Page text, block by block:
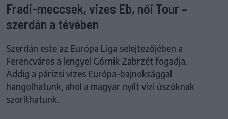
Fradi-meccsek, vizes Eb, női Tour –
szerdán a tévében
Szerdán este az Európa Liga selejtezőjében a
Ferencváros a lengyel Górnik Zabrzét fogadja.
Addig a párizsi vizes Európa-bajnoksággal
hangolhatunk, ahol a magyar nyílt vízi úszóknak
szoríthatunk.